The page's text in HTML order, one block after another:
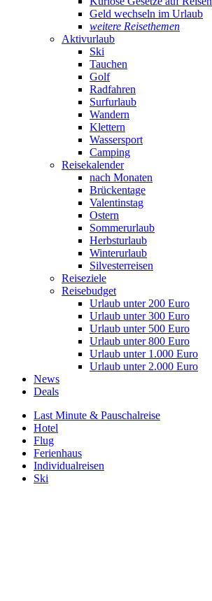
Geld wechseln im Urlaub
weitere Reisethemen
Aktivurlaub
Ski
Tauchen
Golf
Radfahren
Surfurlaub
Wandern
Klettern
Wassersport
Camping
Reisekalender
nach Monaten
Brückentage
Valentinstag
Ostern
Sommerurlaub
Herbsturlaub
Winterurlaub
Silvesterreisen
Reiseziele
Reisebudget
Urlaub unter 200 Euro
Urlaub unter 300 Euro
Urlaub unter 500 Euro
Urlaub unter 800 Euro
Urlaub unter 1.000 Euro
Urlaub unter 2.000 Euro
News
Deals
Last Minute & Pauschalreise
Hotel
Flug
Ferienhaus
Individualreisen
Ski